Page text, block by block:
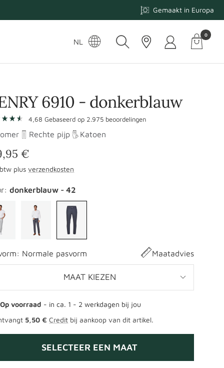
Gemaakt in Europa
Taal
NL
0
6910 - donkerblauw
4,68 Gebaseerd op 2.975 beoordelingen
Rechte pijp Katoen
€
plusverzendkosten
donkerblauw - 42
Normale pasvorm Maatadvies
MAAT KIEZEN
Op voorraad - in ca. 1 - 2 werkdagen bij jou
5,50 € Credit bij aankoop van dit artikel.
SELECTEER EEN MAAT